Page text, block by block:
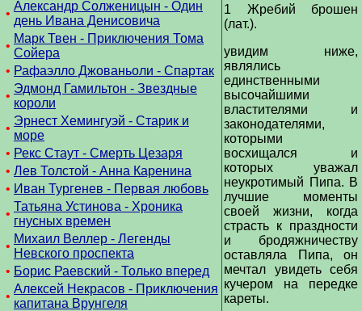
•
Александр Солженицын - Один
день Ивана Денисовича
•
Марк Твен - Приключения Тома
Сойера
• Рафаэлло Джованьоли - Спартак
•
Эдмонд Гамильтон - Звездные
короли
•
Эрнест Хемингуэй - Старик и
море
• Рекс Стаут - Смерть Цезаря
• Лев Толстой - Анна Каренина
• Иван Тургенев - Первая любовь
•
Татьяна Устинова - Хроника
гнусных времен
•
Михаил Веллер - Легенды
Невского проспекта
• Борис Раевский - Только вперед
•
Алексей Некрасов - Приключения
капитана Врунгеля
1 Жребий брошен
(лат.).
увидим ниже,
являлись
единственными
высочайшими
властителями и
законодателями,
которыми
восхищался и
которых уважал
неукротимый Пипа. В
лучшие моменты
своей жизни, когда
страсть к праздности
и бродяжничеству
оставляла Пипа, он
мечтал увидеть себя
кучером на передке
кареты.